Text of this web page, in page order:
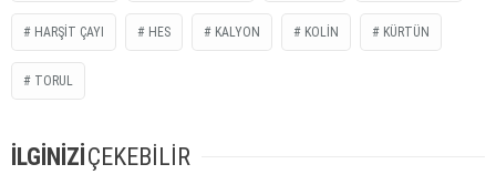
HARŞIT ÇAYI HES KALYON KOLIN KÜRTÜN
TORUL
İLGİNİZİÇEKEBİLİR